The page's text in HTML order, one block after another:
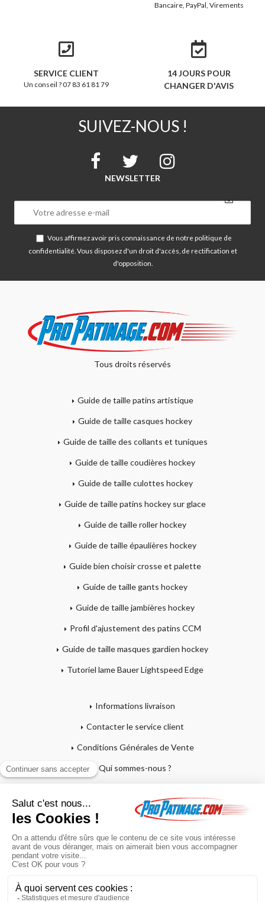
Bancaire, PayPal, Virements
SERVICE CLIENT
Un conseil ? 07 83 61 81 79
14 JOURS POUR
CHANGER D'AVIS
SUIVEZ-NOUS !
NEWSLETTER
Vous affirmez avoir pris connaissance de notre politique de
confidentialité . Vous disposez d'un droit d'accès, de rectification et
d'opposition.
Tous droits réservés
Guide de taille patins artistique
Guide de taille casques hockey
Guide de taille des collants et tuniques
Guide de taille coudières hockey
Guide de taille culottes hockey
Guide de taille patins hockey sur glace
Guide de taille roller hockey
Guide de taille épaulières hockey
Guide bien choisir crosse et palette
Guide de taille gants hockey
Guide de taille jambières hockey
Profil d'ajustement des patins CCM
Guide de taille masques gardien hockey
Tutoriel lame Bauer Lightspeed Edge
Informations livraison
Contacter le service client
Conditions Générales de Vente
Qui sommes-nous ?
Mon compte
Mon panier
Paiement en 4x sans frais